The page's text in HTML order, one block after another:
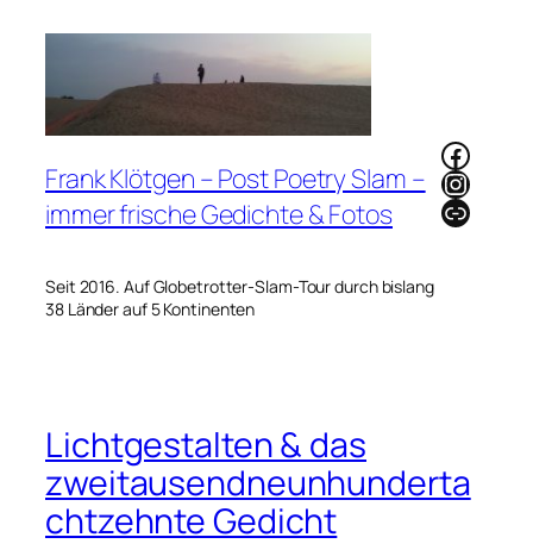
Frank Klötgen – Post Poetry Slam –
immer frische Gedichte & Fotos
Seit 2016. Auf Globetrotter-Slam-Tour durch bislang
38 Länder auf 5 Kontinenten
Link
Lichtgestalten & das
zweitausendneunhunderta
chtzehnte Gedicht